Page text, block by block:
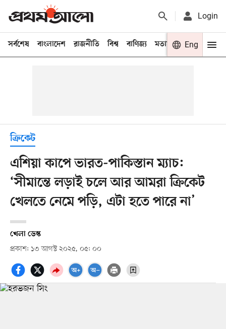
Login
সর্বশেষ বাংলাদেশ রাজনীতি বিশ্ব বাণিজ্য মতামত খেলা
Eng
ক্রিকেট
এশিয়া কাপে ভারত-পাকিস্তান ম্যাচ:
‘সীমান্তে লড়াই চলে আর আমরা ক্রিকেট
খেলতে নেমে পড়ি, এটা হতে পারে না’
খেলা ডেস্ক
প্রকাশ: ১৩ আগস্ট ২০২৫, ০৫: ০০